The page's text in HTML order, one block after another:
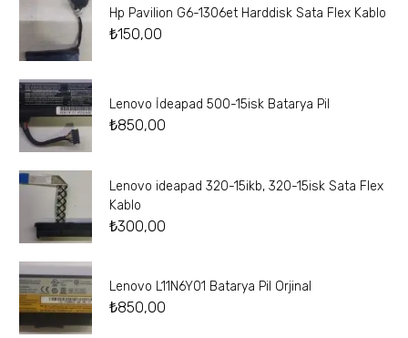
Hp Pavilion G6-1306et Harddisk Sata Flex Kablo
₺150,00
Lenovo İdeapad 500-15isk Batarya Pil
₺850,00
Lenovo ideapad 320-15ikb, 320-15isk Sata Flex
Kablo
₺300,00
Lenovo L11N6Y01 Batarya Pil Orjinal
₺850,00